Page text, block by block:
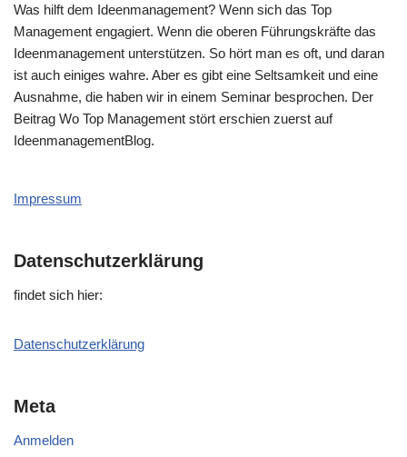
Was hilft dem Ideenmanagement? Wenn sich das Top
Management engagiert. Wenn die oberen Führungskräfte das
Ideenmanagement unterstützen. So hört man es oft, und daran
ist auch einiges wahre. Aber es gibt eine Seltsamkeit und eine
Ausnahme, die haben wir in einem Seminar besprochen. Der
Beitrag Wo Top Management stört erschien zuerst auf
IdeenmanagementBlog.
Impressum
Datenschutzerklärung
fin­det sich hier:
Daten­schutz­er­klä­rung
Meta
Anmelden